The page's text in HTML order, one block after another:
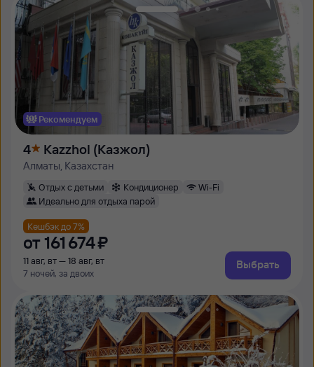
Рекомендуем
4 Kazzhol (Казжол)
Алматы, Казахстан
Отдых с детьми Кондиционер
Wi-Fi
Идеально для отдыха парой
Кешбэк до 7%
от 161 ⁠674 ⁠₽
11 авг, вт — 18 авг, вт
7 ночей, за двоих
Выбрать